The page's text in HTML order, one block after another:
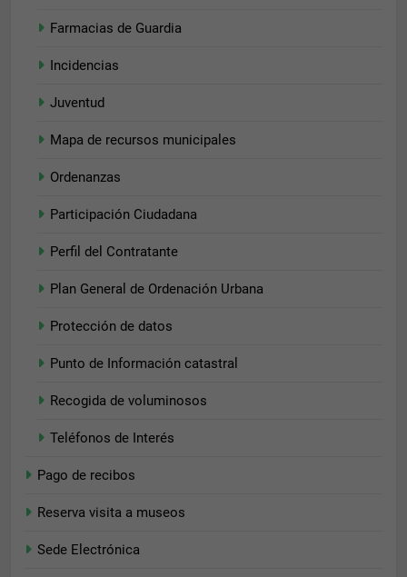
Farmacias de Guardia
Incidencias
Juventud
Mapa de recursos municipales
Ordenanzas
Participación Ciudadana
Perfil del Contratante
Plan General de Ordenación Urbana
Protección de datos
Punto de Información catastral
Recogida de voluminosos
Teléfonos de Interés
Pago de recibos
Reserva visita a museos
Sede Electrónica
de la web, en